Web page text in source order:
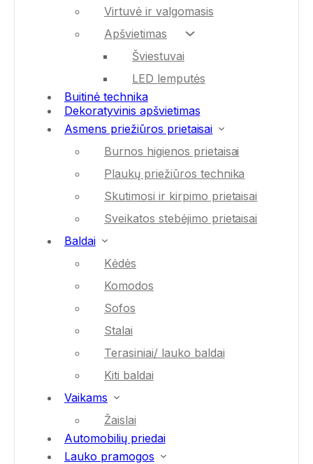
Virtuvė ir valgomasis
Apšvietimas
Šviestuvai
LED lemputės
Buitinė technika
Dekoratyvinis apšvietimas
Asmens priežiūros prietaisai
Burnos higienos prietaisai
Plaukų priežiūros technika
Skutimosi ir kirpimo prietaisai
Sveikatos stebėjimo prietaisai
Baldai
Kėdės
Komodos
Sofos
Stalai
Terasiniai/ lauko baldai
Kiti baldai
Vaikams
Žaislai
Automobilių priedai
Lauko pramogos